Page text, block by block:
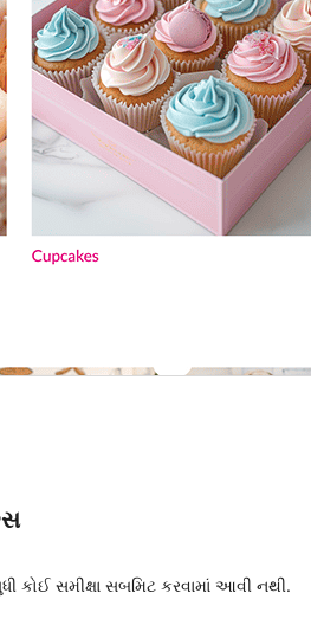
કોઈ સમીક્ષા સબમિટ કરવામાં આવી નથી.